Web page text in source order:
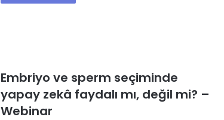
Embriyo ve sperm seçiminde
yapay zekâ faydalı mı, değil mi? –
Webinar